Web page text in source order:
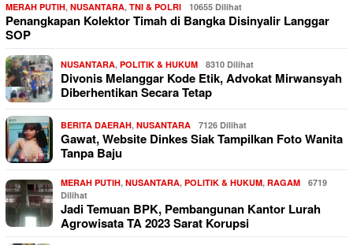
MERAH PUTIH, NUSANTARA, TNI & POLRI 10655 Dilihat
Penangkapan Kolektor Timah di Bangka Disinyalir Langgar
SOP
NUSANTARA, POLITIK & HUKUM 8310 Dilihat
Divonis Melanggar Kode Etik, Advokat Mirwansyah
Diberhentikan Secara Tetap
BERITA DAERAH, NUSANTARA 7126 Dilihat
Gawat, Website Dinkes Siak Tampilkan Foto Wanita
Tanpa Baju
MERAH PUTIH, NUSANTARA, POLITIK & HUKUM, RAGAM
6719
Dilihat
Jadi Temuan BPK, Pembangunan Kantor Lurah
Agrowisata TA 2023 Sarat Korupsi